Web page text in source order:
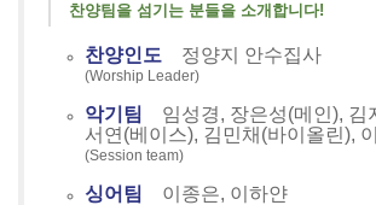
찬양팀을 섬기는 분들을 소개합니다!
찬양인도 정양지 안수집사
(Worship Leader)
악기팀
임성경, 장은성(메인), 김
서연(베이스), 김민채(바이올린),
(Session team)
싱어팀 이종은, 이하얀